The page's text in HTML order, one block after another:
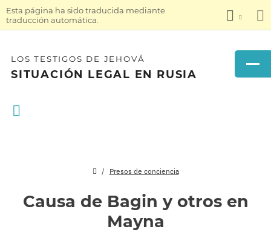
Esta página ha sido traducida mediante
traducción automática.
LOS TESTIGOS DE JEHOVÁ
SITUACIÓN LEGAL EN RUSIA
Presos de conciencia
Causa de Bagin y otros en
Mayna